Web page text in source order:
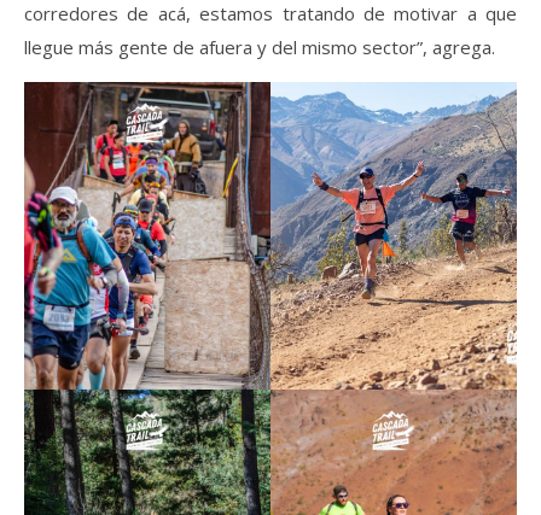
corredores de acá, estamos tratando de motivar a que
llegue más gente de afuera y del mismo sector”, agrega.